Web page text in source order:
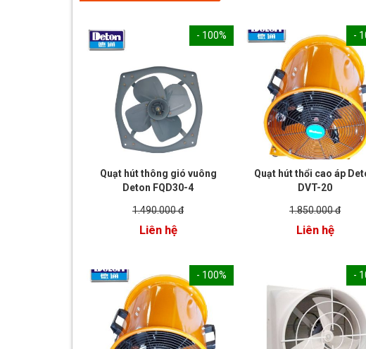
- 100%
Quạt hút thông gió vuông
Deton FQD30-4
1.490.000 đ
Liên hệ
-
Quạt hút thổi cao áp
DVT-20
1.850.000 đ
Liên hệ
- 100% -